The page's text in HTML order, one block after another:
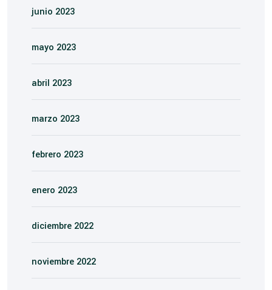
junio 2023
mayo 2023
abril 2023
marzo 2023
febrero 2023
enero 2023
diciembre 2022
noviembre 2022